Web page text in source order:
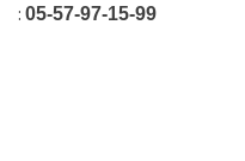
: 05-57-97-15-99